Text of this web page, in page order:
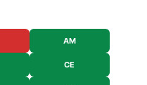
AM
CE